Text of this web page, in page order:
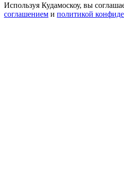
Используя Кудамоскоу, вы
соглашением и политикой